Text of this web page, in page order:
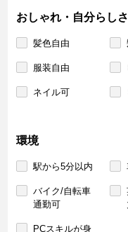
おしゃれ・自分らしさ
髪色自由
服装自由
ネイル可
環境
駅から5分以内
バイク/自転車
通勤可
PCスキルが身